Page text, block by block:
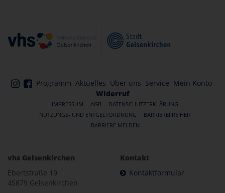
Programm Aktuelles Über uns Service Mein Konto
Widerruf
IMPRESSUM AGB
DATENSCHUTZERKLÄRUNG
NUTZUNGS- UND ENTGELTORDNUNG
BARRIEREFREIHEIT
BARRIERE MELDEN
vhs Gelsenkirchen
Ebertstraße 19
45879 Gelsenkirchen
Kontakt
Kontaktformular